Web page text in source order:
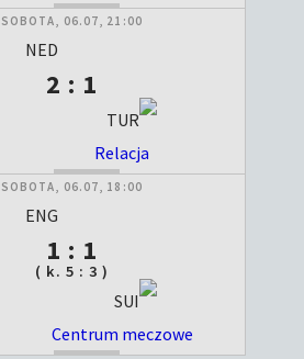
SOBOTA, 06.07, 21:00
NED
2 : 1
TUR
Relacja
SOBOTA, 06.07, 18:00
ENG
1 : 1
( k. 5 : 3 )
SUI
Centrum meczowe